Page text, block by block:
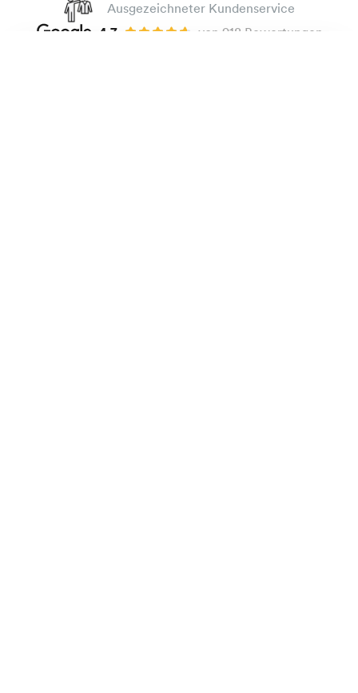
Ausgezeichneter Kundenservice
4.7
von 918 Bewertungen